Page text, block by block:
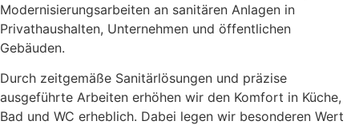
Modernisierungsarbeiten an sanitären Anlagen in
Privathaushalten, Unternehmen und öffentlichen
Gebäuden.
Durch zeitgemäße Sanitärlösungen und präzise
ausgeführte Arbeiten erhöhen wir den Komfort in Küche,
Bad und WC erheblich. Dabei legen wir besonderen Wert